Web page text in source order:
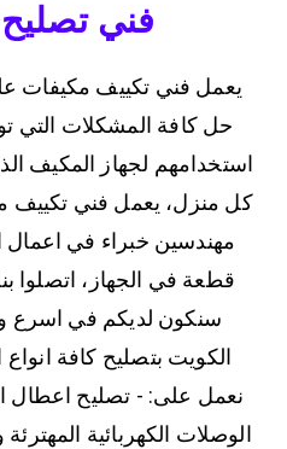
فني
يعمل فني تكييف مكيفات
حل كافة المشكلات التي
استخدامهم لجهاز المكيف
كل منزل، يعمل فني تكييف
مهندسين خبراء في اعمال
قطعة في الجهاز، اتصلوا
سنكون لديكم في اسرع
الكويت بتصليح كافة
نعمل على: - تصليح اعطال
الوصلات الكهربائية